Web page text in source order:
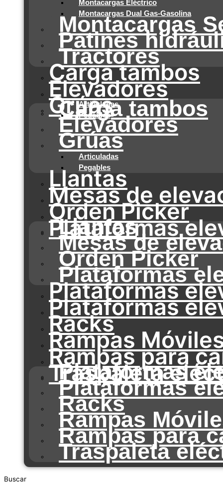
Montacargas Eléctrico
Montacargas Dual Gas-Gasolina
Montacargas
Patines
Tractores
Carga tambos
Elevadores
Grúas
Articuladas
Pegables
Carga tambos
Elevadores
Grúas
Articuladas
Pegables
Llantas
Mesas de
Orden Picker
Plataformas
Llantas
Mesas de
Orden Picker
Plataformas
Plataformas
Plataformas
Racks
Rampas
Rampas para
Traspaleta
Plataformas
Plataformas
Racks
Rampas
Rampas para
Traspaleta
Buscar